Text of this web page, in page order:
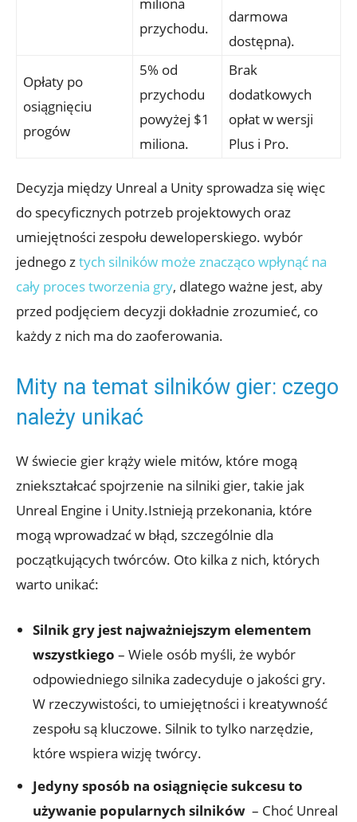
przychodu.
darmowa
dostępna).
Opłaty po
osiągnięciu
progów
5% od⁢
przychodu
powyżej $1
miliona.
Brak
⁢dodatkowych
opłat w wersji⁢
Plus i⁤ Pro.
Decyzja między ​Unreal a Unity sprowadza się więc
do⁤ specyficznych potrzeb projektowych oraz
⁤umiejętności⁣ zespołu ⁤deweloperskiego. wybór
jednego ztych⁣ silników może znacząco‍ wpłynąć na
cały proces ‍tworzenia ⁢gry,⁤ dlatego ważne jest,‌ aby‍
przed podjęciem decyzji dokładnie zrozumieć, ‌co
każdy z ⁢nich ‌ma do zaoferowania.
Mity ⁢na temat silników ​gier: czego
należy unikać
W świecie gier krąży ⁤wiele mitów,‍ które mogą
‌zniekształcać‍ spojrzenie ‍na silniki gier, takie jak
Unreal Engine i Unity.Istnieją ⁣przekonania, które
mogą wprowadzać w błąd, szczególnie ​dla
początkujących twórców. Oto​ kilka z nich, których
warto unikać:
Silnik gry ⁤jest ‍najważniejszym⁣ elementem
‍wszystkiego – Wiele ‍osób myśli, ​że wybór
odpowiedniego silnika⁢ zadecyduje ​o ​jakości ‌gry.
W rzeczywistości, to umiejętności i kreatywność
‍zespołu są kluczowe. Silnik​ to ⁣tylko ⁣narzędzie,
które wspiera ⁤wizję twórcy.
Jedyny ‌sposób na osiągnięcie sukcesu to
używanie popularnych silników ⁤ – Choć Unreal